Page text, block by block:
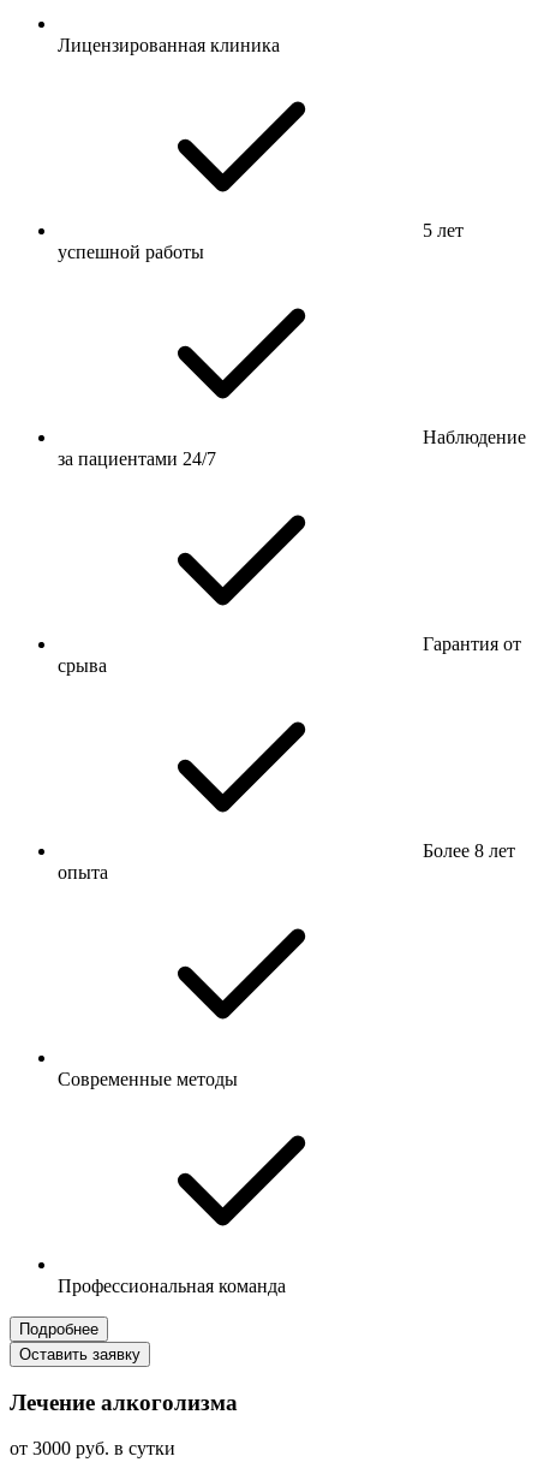
Лицензированная клиника
5 лет
успешной работы
Наблюдение
за пациентами 24/7
Гарантия от
срыва
Более 8 лет
опыта
Современные методы
Профессиональная команда
Подробнее
Оставить заявку
Лечение алкоголизма
от 3000 руб. в сутки